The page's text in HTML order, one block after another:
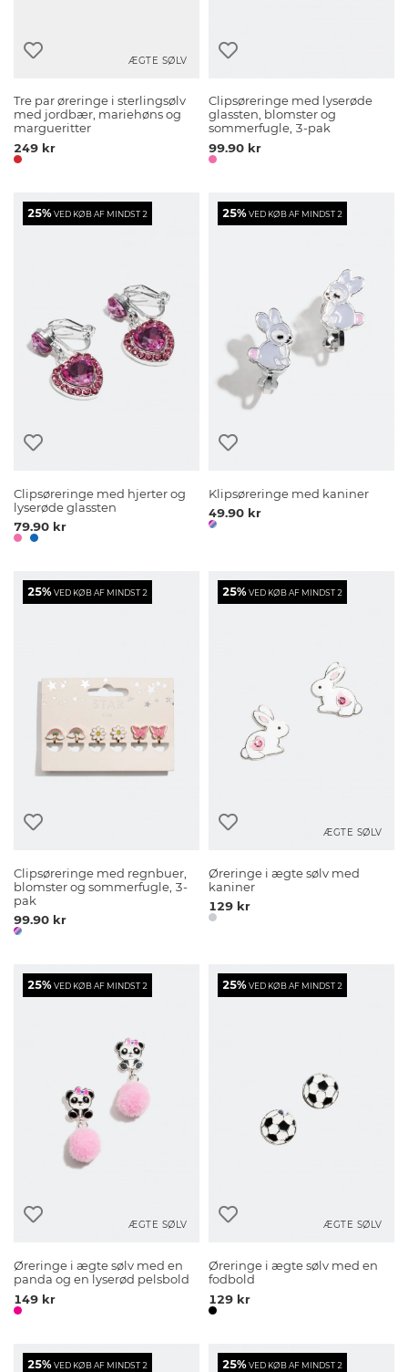
ÆGTE SØLV
Tre par øreringe i sterlingsølv
med jordbær, mariehøns og
margueritter
249 kr
Clipsøreringe med lyserøde
glassten, blomster og
sommerfugle, 3-pak
99.90 kr
25%VED KØB AF MINDST 2
Clipsøreringe med hjerter og
lyserøde glassten
79.90 kr
25%VED KØB AF MINDST 2
Klipsøreringe med kaniner
49.90 kr
25%VED KØB AF MINDST 2
Clipsøreringe med regnbuer,
blomster og sommerfugle, 3-
pak
99.90 kr
25%VED KØB AF MINDST 2
ÆGTE SØLV
Øreringe i ægte sølv med
kaniner
129 kr
25%VED KØB AF MINDST 2
ÆGTE SØLV
Øreringe i ægte sølv med en
panda og en lyserød pelsbold
149 kr
25%VED KØB AF MINDST 2
ÆGTE SØLV
Øreringe i ægte sølv med en
fodbold
129 kr
25%VED KØB AF MINDST 2 25%VED KØB AF MINDST 2